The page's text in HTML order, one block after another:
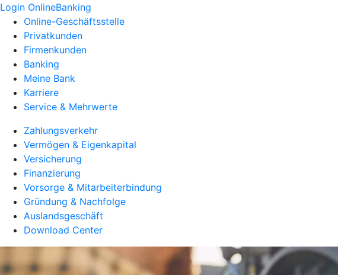
Login OnlineBanking
Online-Geschäftsstelle
Privatkunden
Firmenkunden
Banking
Meine Bank
Karriere
Service & Mehrwerte
Zahlungsverkehr
Vermögen & Eigenkapital
Versicherung
Finanzierung
Vorsorge & Mitarbeiterbindung
Gründung & Nachfolge
Auslandsgeschäft
Download Center